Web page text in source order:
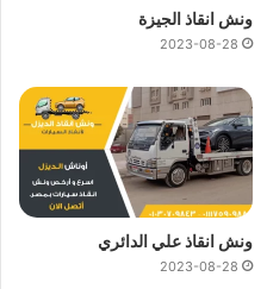
ونش انقاذ الجيزة
2023-08-28
ونش انقاذ علي الدائري
2023-08-28